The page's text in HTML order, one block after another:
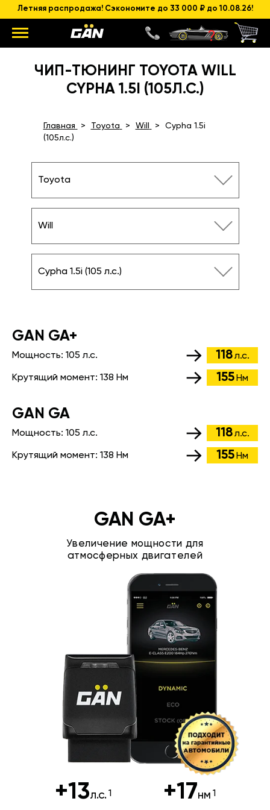
Летняя распродажа! Сэкономите до 33 000 ₽ до 10.08.26!
ЧИП-ТЮНИНГ TOYOTA WILL
CYPHA 1.5I (105Л.С.)
Главная Toyota Will
Cypha 1.5i
(105л.с.)
Toyota
Will
Cypha 1.5i (105 л.с.)
GАN GA+
Мощность: 105 л.с. 118 л.с.
Крутящий момент: 138 Нм 155 Нм
GАN GA
Мощность: 105 л.с. 118 л.с.
Крутящий момент: 138 Нм 155 Нм
GAN GA+
Увеличение мощности для
атмосферных двигателей
+13л.с. +17нм